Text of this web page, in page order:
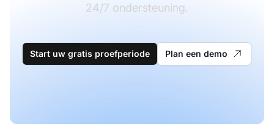
24/7 ondersteuning.
Start uw gratis proefperiode Plan een demo